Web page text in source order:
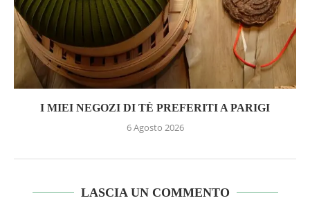
I MIEI NEGOZI DI TÈ PREFERITI A PARIGI
6 Agosto 2026
LASCIA UN COMMENTO